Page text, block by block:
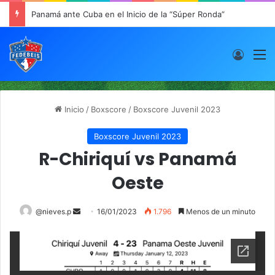
Panamá ante Cuba en el Inicio de la “Súper Ronda”
Inicio / Boxscore / Boxscore Juvenil 2023
Boxscore Juvenil 2023
R-Chiriquí vs Panamá
Oeste
@nieves.p
n
a
16/01/2023 1.796 Menos de un minuto